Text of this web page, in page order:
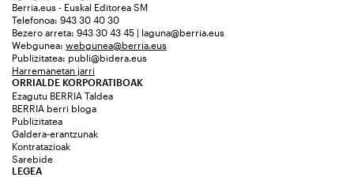
Berria.eus - Euskal Editorea SM
Telefonoa: 943 30 40 30
Bezero arreta: 943 30 43 45 | laguna@berria.eus
Webgunea: webgunea@berria.eus
Publizitatea: publi@bidera.eus
Harremanetan jarri
ORRIALDE KORPORATIBOAK
Ezagutu BERRIA Taldea
BERRIA berri bloga
Publizitatea
Galdera-erantzunak
Kontratazioak
Sarebide
LEGEA